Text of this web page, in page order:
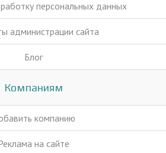
персональных данных
администрации сайта
Блог
Компаниям
компанию
на сайте